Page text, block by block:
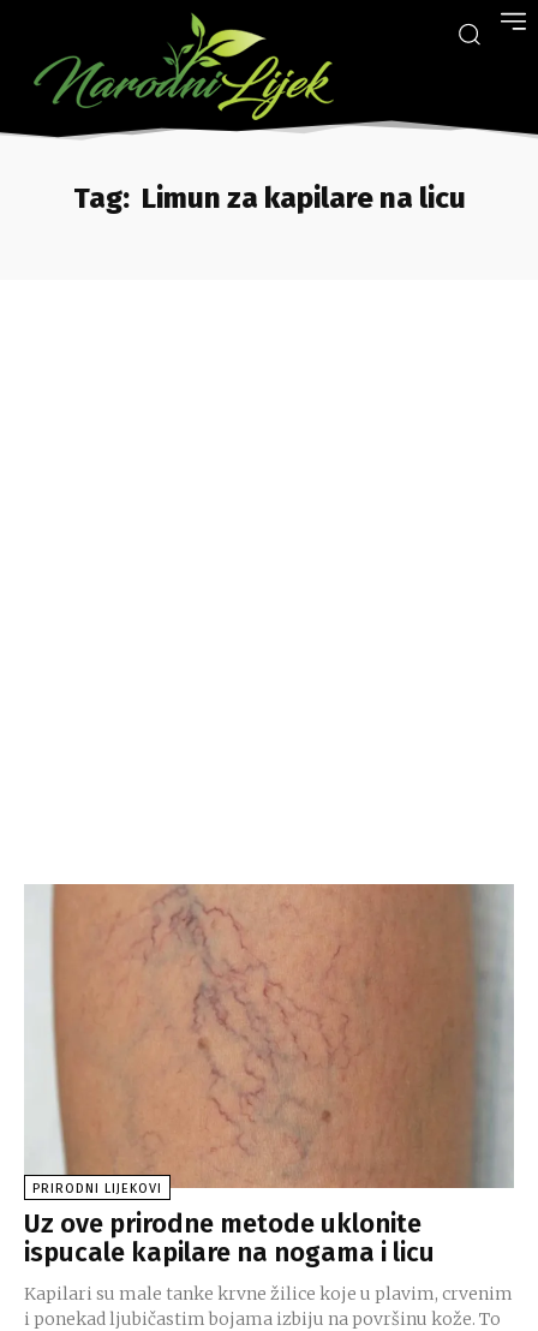
Tag: Limun za kapilare na licu
PRIRODNI LIJEKOVI
Uz ove prirodne metode uklonite
ispucale kapilare na nogama i licu
Kapilari su male tanke krvne žilice koje u plavim, crvenim
i ponekad ljubičastim bojama izbiju na površinu kože. To